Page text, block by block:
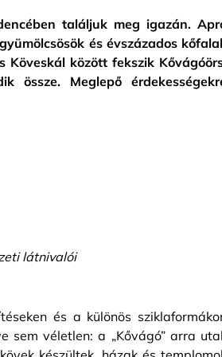
találjuk meg igazán.
és évszázados
között fekszik
össze. Meglepő
látnivalói
és a különös
sem véletlen: a „Kővágó” arra